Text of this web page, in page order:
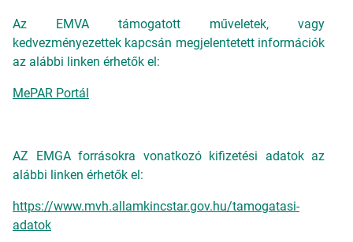
Az EMVA támogatott műveletek, vagy
kedvezményezettek kapcsán megjelentetett információk
az alábbi linken érhetők el:
MePAR Portál
AZ EMGA forrásokra vonatkozó kifizetési adatok az
alábbi linken érhetők el:
https://www.mvh.allamkincstar.gov.hu/tamogatasi-
adatok